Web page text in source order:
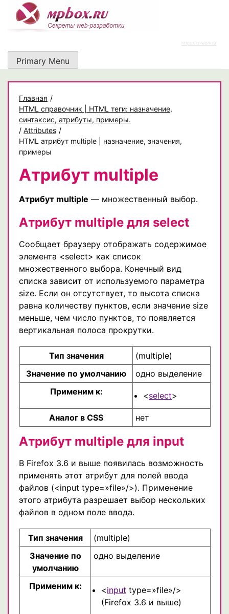
content
https://rz-work.ru
Primary Menu
Главная /
HTML справочник | HTML теги: назначение,
синтаксис, атрибуты, примеры.
/ Attributes /
HTML атрибут multiple | назначение, значения,
примеры
Атрибут multiple
Атрибут multiple — множественный выбор.
Атрибут multiple для select
Cообщает браузеру отображать содержимое
элемента <select> как список
множественного выбора. Конечный вид
списка зависит от используемого параметра
size. Если он отсутствует, то высота списка
равна количеству пунктов, если значение size
меньше, чем число пунктов, то появляется
вертикальная полоса прокрутки.
Тип значения
(multiple)
Значение по умолчанию
одно выделение
Применим к:
<select>
Аналог в CSS нет
Атрибут multiple для input
В Firefox 3.6 и выше появилась возможность
применять этот атрибут для полей ввода
файлов (<input type=»file»/>). Применение
этого атрибута разрешает выбор нескольких
файлов в одном поле ввода.
Тип значения
(multiple)
Значение по
умолчанию
одно выделение
Применим к: <input type=»file»/>
(Firefox 3.6 и выше)